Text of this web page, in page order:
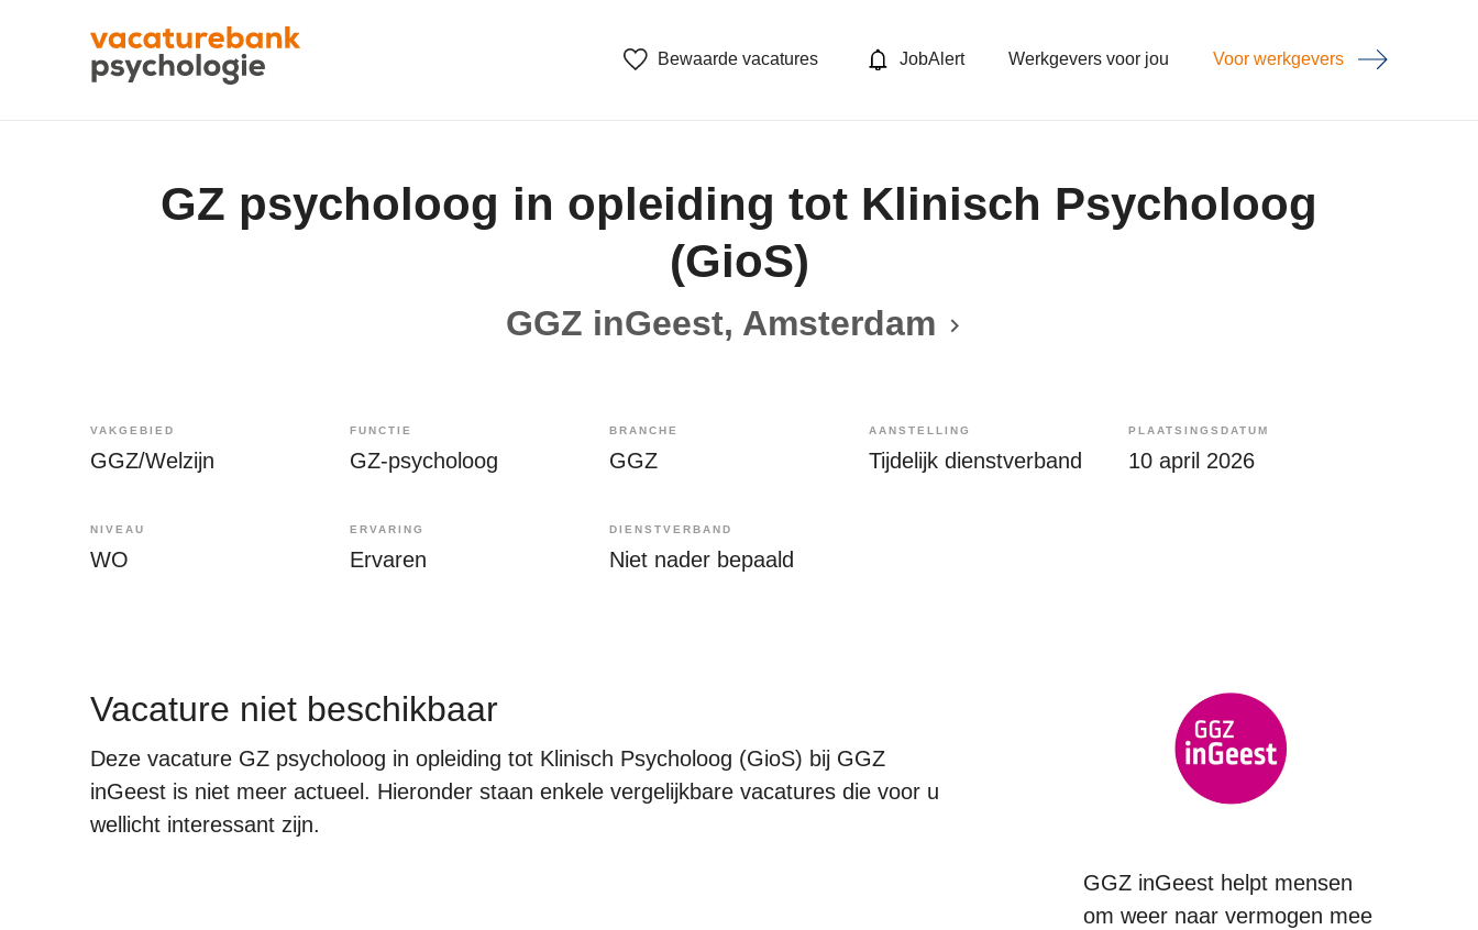
Bewaarde vacatures JobAlert Werkgevers voor jou Voor werkgevers
GZ psycholoog in opleiding tot Klinisch Psycholoog
(GioS)
GGZ inGeest, Amsterdam
VAKGEBIED
GGZ/Welzijn
FUNCTIE
GZ-psycholoog
BRANCHE
GGZ
AANSTELLING
Tijdelijk dienstverband
PLAATSINGSDATUM
10 april 2026
NIVEAU
WO
ERVARING
Ervaren
DIENSTVERBAND
Niet nader bepaald
Vacature niet beschikbaar
Deze vacature GZ psycholoog in opleiding tot Klinisch Psycholoog (GioS) bij GGZ
inGeest is niet meer actueel. Hieronder staan enkele vergelijkbare vacatures die voor u
wellicht interessant zijn.
GGZ inGeest helpt mensen
om weer naar vermogen mee